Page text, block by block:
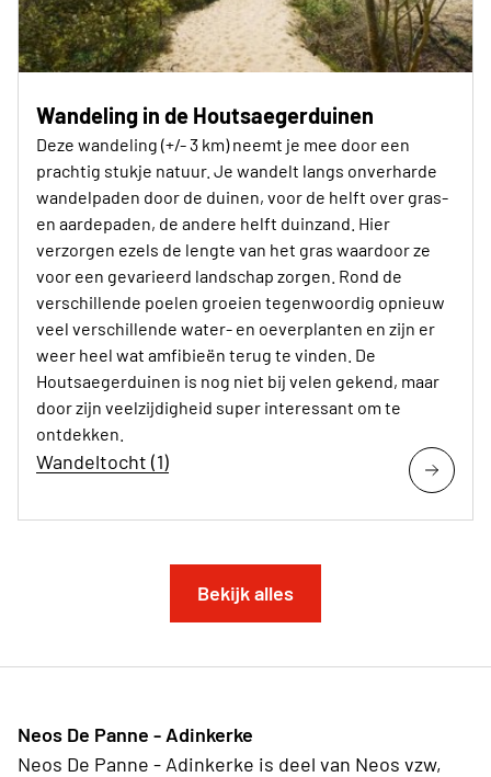
Wandeling in de Houtsaegerduinen
Deze wandeling (+/- 3 km) neemt je mee door een
prachtig stukje natuur. Je wandelt langs onverharde
wandelpaden door de duinen, voor de helft over gras-
en aardepaden, de andere helft duinzand. Hier
verzorgen ezels de lengte van het gras waardoor ze
voor een gevarieerd landschap zorgen. Rond de
verschillende poelen groeien tegenwoordig opnieuw
veel verschillende water- en oeverplanten en zijn er
weer heel wat amfibieën terug te vinden. De
Houtsaegerduinen is nog niet bij velen gekend, maar
door zijn veelzijdigheid super interessant om te
ontdekken.
Wandeltocht (1)
Bekijk alles
Neos De Panne - Adinkerke
Neos De Panne - Adinkerke is deel van Neos vzw,